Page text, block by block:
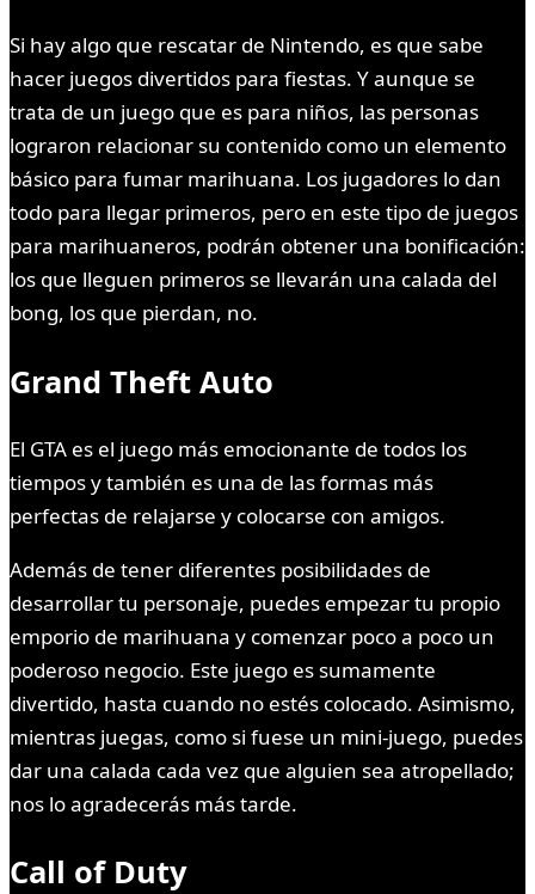
Si hay algo que rescatar de Nintendo, es que sabe
hacer juegos divertidos para fiestas. Y aunque se
trata de un juego que es para niños, las personas
lograron relacionar su contenido como un elemento
básico para fumar marihuana. Los jugadores lo dan
todo para llegar primeros, pero en este tipo de juegos
para marihuaneros, podrán obtener una bonificación:
los que lleguen primeros se llevarán una calada del
bong, los que pierdan, no.
Grand Theft Auto
El GTA es el juego más emocionante de todos los
tiempos y también es una de las formas más
perfectas de relajarse y colocarse con amigos.
Además de tener diferentes posibilidades de
desarrollar tu personaje, puedes empezar tu propio
emporio de marihuana y comenzar poco a poco un
poderoso negocio. Este juego es sumamente
divertido, hasta cuando no estés colocado. Asimismo,
mientras juegas, como si fuese un mini-juego, puedes
dar una calada cada vez que alguien sea atropellado;
nos lo agradecerás más tarde.
Call of Duty